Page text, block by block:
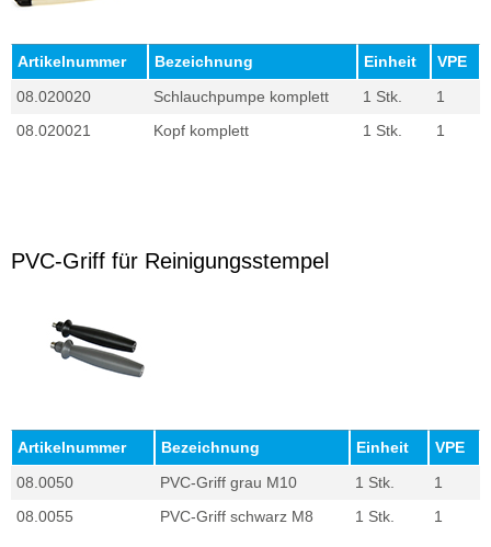
Artikelnummer Bezeichnung Einheit
VPE
08.020020
Schlauchpumpe komplett 1 Stk.
1
08.020021
Kopf komplett 1 Stk. 1
PVC-Griff für Reinigungsstempel
Artikelnummer Bezeichnung Einheit
VPE
08.0050
PVC-Griff grau M10 1 Stk.
1
08.0055
PVC-Griff schwarz M8 1 Stk. 1